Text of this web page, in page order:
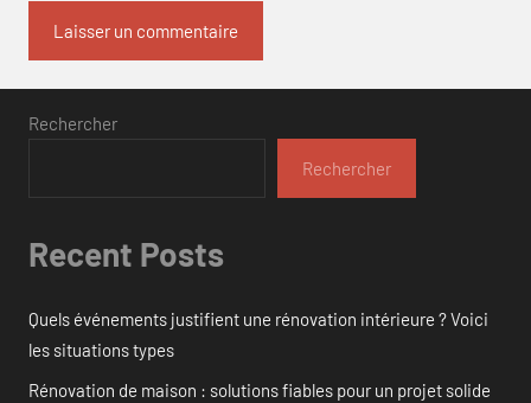
Rechercher
Rechercher
Recent Posts
Quels événements justifient une rénovation intérieure ? Voici
les situations types
Rénovation de maison : solutions fiables pour un projet solide